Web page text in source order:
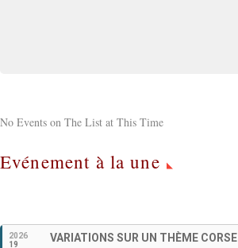
No Events on The List at This Time
Evénement à la une
2026
19
VARIATIONS SUR UN THÈME CORSE